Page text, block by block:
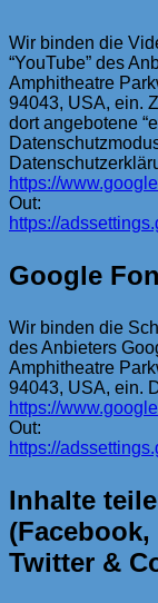
Wir binden die
“YouTube” des
Amphitheatre
94043, USA, ein.
dort angebotene
https://
Out:
https://
Google
Wir binden die
des Anbieters
Amphitheatre
94043, USA, ein.
https://
Out:
https://
Inhalte
Twitter &